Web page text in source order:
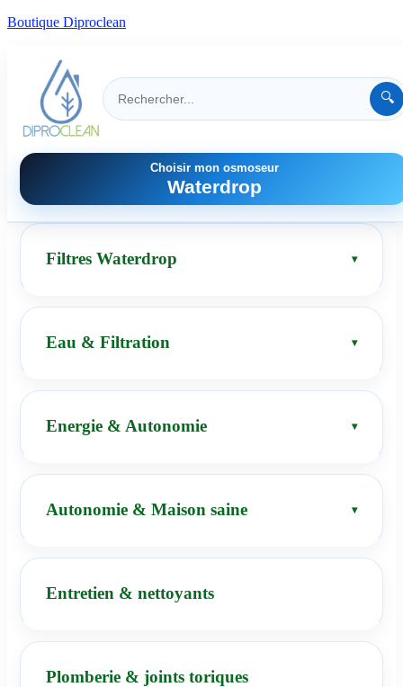
Boutique Diproclean
🔍
Choisir mon osmoseur
Waterdrop
Filtres Waterdrop
Eau & Filtration
Energie & Autonomie
Autonomie & Maison saine
Entretien & nettoyants
Plomberie & joints toriques